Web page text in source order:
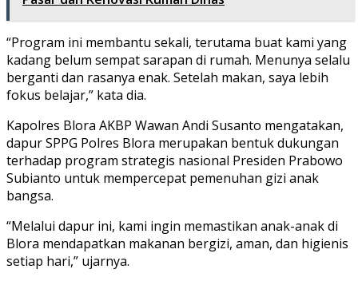
“Program ini membantu sekali, terutama buat kami yang
kadang belum sempat sarapan di rumah. Menunya selalu
berganti dan rasanya enak. Setelah makan, saya lebih
fokus belajar,” kata dia.
Kapolres Blora AKBP Wawan Andi Susanto mengatakan,
dapur SPPG Polres Blora merupakan bentuk dukungan
terhadap program strategis nasional Presiden Prabowo
Subianto untuk mempercepat pemenuhan gizi anak
bangsa.
“Melalui dapur ini, kami ingin memastikan anak-anak di
Blora mendapatkan makanan bergizi, aman, dan higienis
setiap hari,” ujarnya.